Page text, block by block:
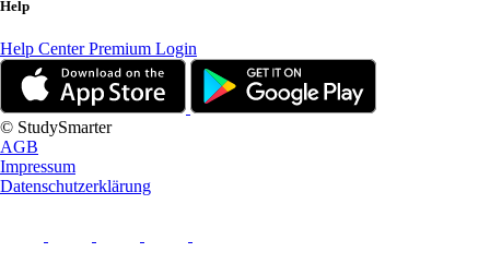
Help
Help CenterPremium Login
© StudySmarter
AGB
Impressum
Datenschutzerklärung